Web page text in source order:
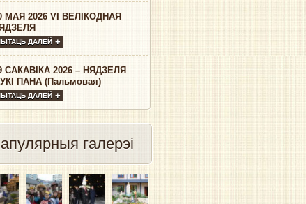
МАЯ 2026 VI ВЕЛІКОДНАЯ
ДАЛЕЙ
САКАВІКА 2026 – НЯДЗЕЛЯ
ПАНА (Пальмовая)
ДАЛЕЙ
галерэі